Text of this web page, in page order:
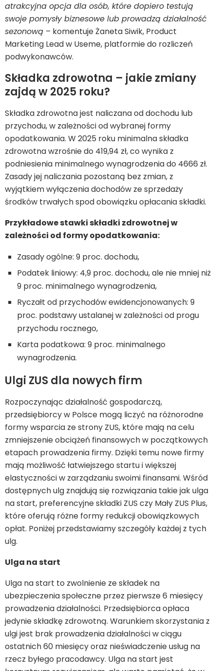
atrakcyjna opcja dla osób, które dopiero testują
swoje pomysły biznesowe lub prowadzą działalność
sezonową – komentuje Żaneta Siwik, Product
Marketing Lead w Useme, platformie do rozliczeń
podwykonawców.
Składka zdrowotna – jakie zmiany
zajdą w 2025 roku?
Składka zdrowotna jest naliczana od dochodu lub
przychodu, w zależności od wybranej formy
opodatkowania. W 2025 roku minimalna składka
zdrowotna wzrośnie do 419,94 zł, co wynika z
podniesienia minimalnego wynagrodzenia do 4666 zł.
Zasady jej naliczania pozostaną bez zmian, z
wyjątkiem wyłączenia dochodów ze sprzedaży
środków trwałych spod obowiązku opłacania składki.
Przykładowe stawki składki zdrowotnej w
zależności od formy opodatkowania:
Zasady ogólne: 9 proc. dochodu,
Podatek liniowy: 4,9 proc. dochodu, ale nie mniej niż
9 proc. minimalnego wynagrodzenia,
Ryczałt od przychodów ewidencjonowanych: 9
proc. podstawy ustalanej w zależności od progu
przychodu rocznego,
Karta podatkowa: 9 proc. minimalnego
wynagrodzenia.
Ulgi ZUS dla nowych firm
Rozpoczynając działalność gospodarczą,
przedsiębiorcy w Polsce mogą liczyć na różnorodne
formy wsparcia ze strony ZUS, które mają na celu
zmniejszenie obciążeń finansowych w początkowych
etapach prowadzenia firmy. Dzięki temu nowe firmy
mają możliwość łatwiejszego startu i większej
elastyczności w zarządzaniu swoimi finansami. Wśród
dostępnych ulg znajdują się rozwiązania takie jak ulga
na start, preferencyjne składki ZUS czy Mały ZUS Plus,
które oferują różne formy redukcji obowiązkowych
opłat. Poniżej przedstawiamy szczegóły każdej z tych
ulg.
Ulga na start
Ulga na start to zwolnienie ze składek na
ubezpieczenia społeczne przez pierwsze 6 miesięcy
prowadzenia działalności. Przedsiębiorca opłaca
jedynie składkę zdrowotną. Warunkiem skorzystania z
ulgi jest brak prowadzenia działalności w ciągu
ostatnich 60 miesięcy oraz nieświadczenie usług na
rzecz byłego pracodawcy. Ulga na start jest